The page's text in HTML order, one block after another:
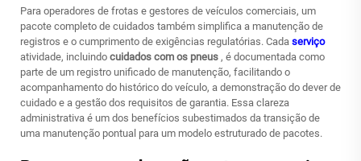
Para operadores de frotas e gestores de veículos comerciais, um
pacote completo de cuidados também simplifica a manutenção de
registros e o cumprimento de exigências regulatórias. Cada serviço
atividade, incluindo cuidados com os pneus , é documentada como
parte de um registro unificado de manutenção, facilitando o
acompanhamento do histórico do veículo, a demonstração do dever de
cuidado e a gestão dos requisitos de garantia. Essa clareza
administrativa é um dos benefícios subestimados da transição de
uma manutenção pontual para um modelo estruturado de pacotes.